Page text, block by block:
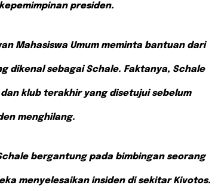
presiden.
Mahasiswa Umum meminta bantuan dari
dikenal sebagai Schale. Faktanya, Schale
klub terakhir yang disetujui sebelum
menghilang.
bergantung pada bimbingan seorang
menyelesaikan insiden di sekitar Kivotos.